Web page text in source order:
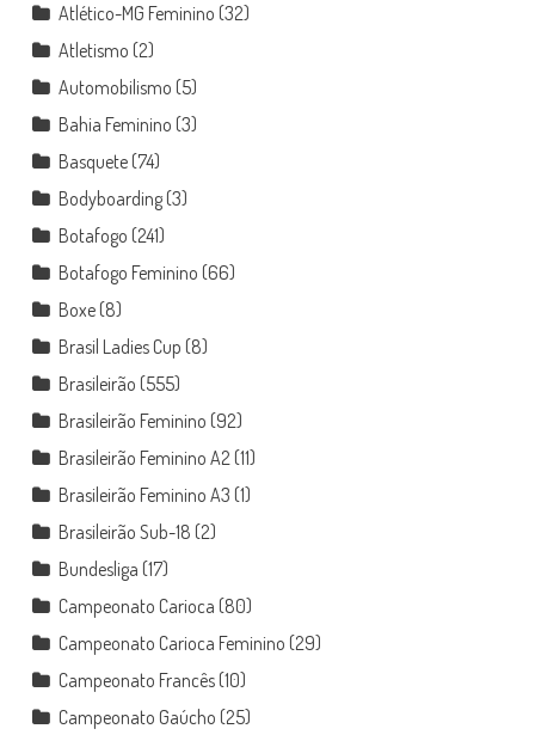
Atlético-MG Feminino (32)
Atletismo (2)
Automobilismo (5)
Bahia Feminino (3)
Basquete(74)
Bodyboarding(3)
Botafogo (241)
Botafogo Feminino (66)
Boxe(8)
Brasil Ladies Cup (8)
Brasileirão (555)
Brasileirão Feminino (92)
Brasileirão Feminino A2(11)
Brasileirão Feminino A3 (1)
Brasileirão Sub-18 (2)
Bundesliga (17)
Campeonato Carioca (80)
Campeonato Carioca Feminino (29)
Campeonato Francês(10)
Campeonato Gaúcho (25)